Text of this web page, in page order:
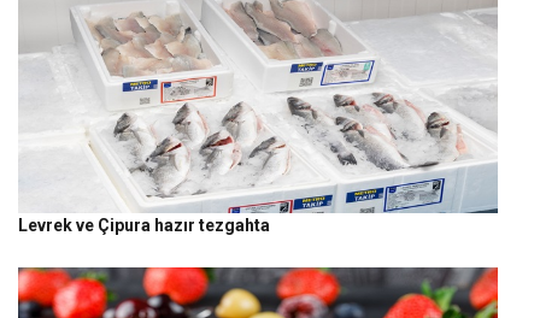
Levrek ve Çipura hazır tezgahta